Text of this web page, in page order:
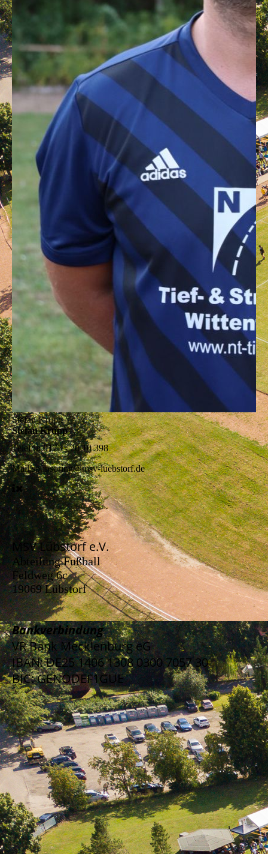
Stefan Krupp
Stefan Krupp
Telefon0173 - 20 10 398
Mailsponsoring@msv-luebstorf.de
MSV Lübstorf e.V.
Abteilung Fußball
Feldweg 6c
19069 Lübstorf
Bankverbindung
VR Bank Mecklenburg eG
IBAN: DE25 1406 1308 0300 7057 30
BIC: GENODEF1GUE